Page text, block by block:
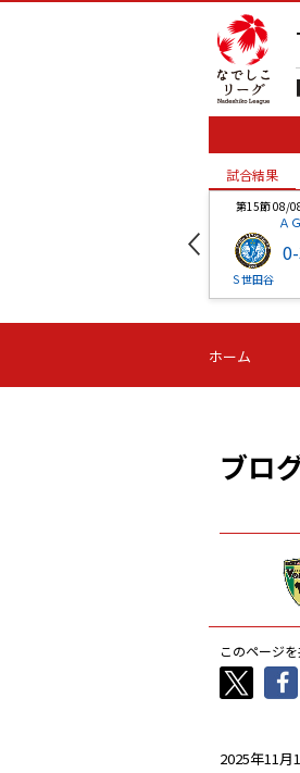
試合結果
第15節 08/
Ａ
Ｓ世田谷
0-
-
第16節 09/
ニ
-
試合結果
ホーム
ブロ
このページ
2025年11月